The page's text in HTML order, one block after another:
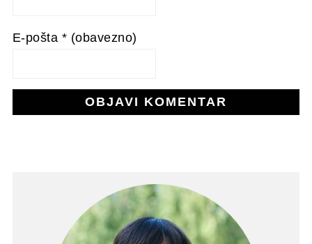
E-pošta * (obavezno)